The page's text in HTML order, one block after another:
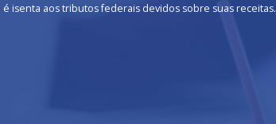
é isenta aos tributos federais devidos sobre suas receitas.